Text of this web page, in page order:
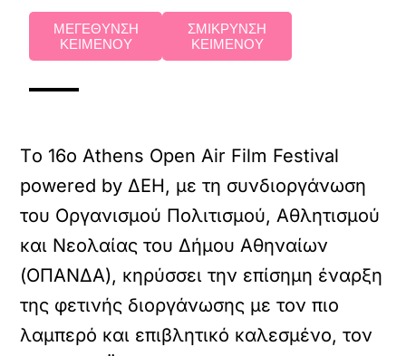
ΜΕΓΕΘΥΝΣΗ
ΚΕΙΜΕΝΟΥ
ΣΜΙΚΡΥΝΣΗ
ΚΕΙΜΕΝΟΥ
Tο 16ο Athens Open Air Film Festival
powered by ΔΕΗ, με τη συνδιοργάνωση
του Οργανισμού Πολιτισμού, Αθλητισμού
και Νεολαίας του Δήμου Αθηναίων
(ΟΠΑΝΔΑ), κηρύσσει την επίσημη έναρξη
της φετινής διοργάνωσης με τον πιο
λαμπερό και επιβλητικό καλεσμένο, τον